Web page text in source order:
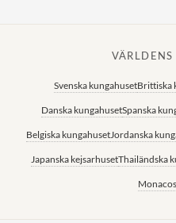
Svenska kungahusetBrittiska
Danska kungahusetSpanska
Belgiska kungahusetJordanska
Japanska kejsarhusetThailändska